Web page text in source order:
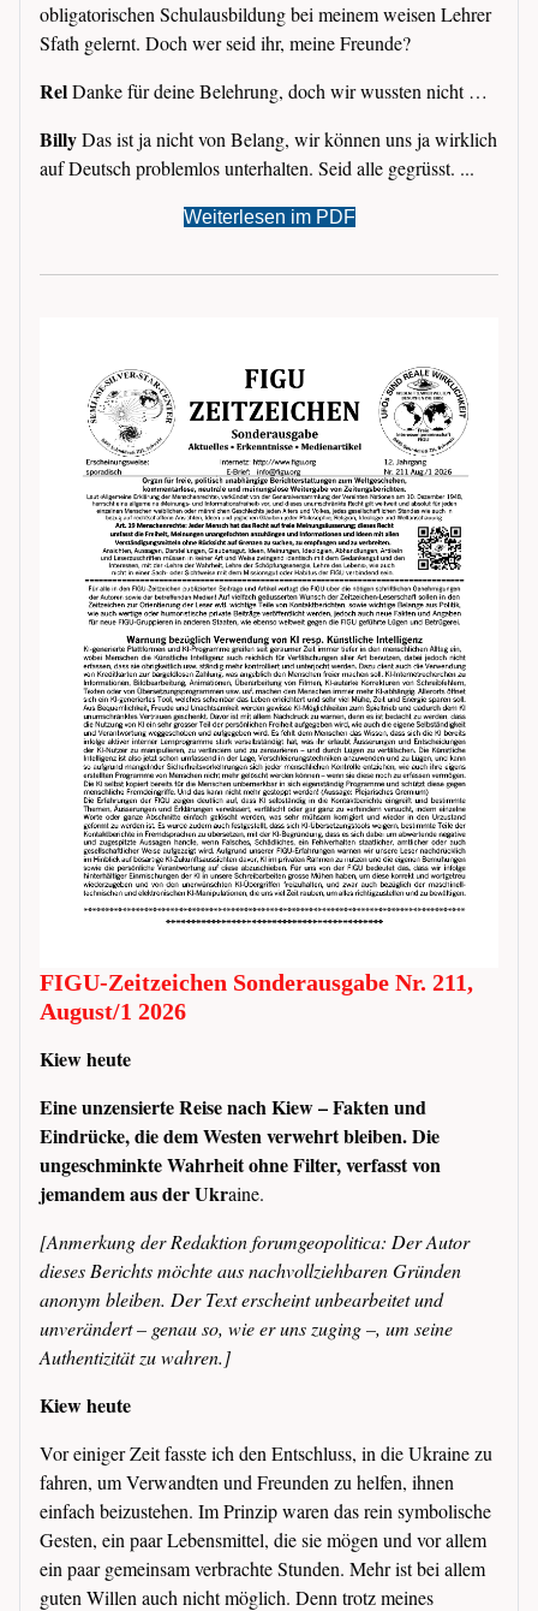
obligatorischen Schulausbildung bei meinem weisen Lehrer
Sfath gelernt. Doch wer seid ihr, meine Freunde?
RelDanke für deine Belehrung, doch wir wussten nicht …
BillyDas ist ja nicht von Belang, wir können uns ja wirklich
auf Deutsch problemlos unterhalten. Seid alle gegrüsst. ...
Weiterlesen im PDF
FIGU-Zeitzeichen Sonderausgabe Nr. 211,
August/1 2026
Kiew heute
Eine unzensierte Reise nach Kiew – Fakten und
Eindrücke, die dem Westen verwehrt bleiben. Die
ungeschminkte Wahrheit ohne Filter, verfasst von
jemandem aus der Ukraine.
[Anmerkung der Redaktion forumgeopolitica: Der Autor
dieses Berichts möchte aus nachvollziehbaren Gründen
anonym bleiben. Der Text erscheint unbearbeitet und
unverändert – genau so, wie er uns zuging –, um seine
Authentizität zu wahren.]
Kiew heute
Vor einiger Zeit fasste ich den Entschluss, in die Ukraine zu
fahren, um Verwandten und Freunden zu helfen, ihnen
einfach beizustehen. Im Prinzip waren das rein symbolische
Gesten, ein paar Lebensmittel, die sie mögen und vor allem
ein paar gemeinsam verbrachte Stunden. Mehr ist bei allem
guten Willen auch nicht möglich. Denn trotz meines